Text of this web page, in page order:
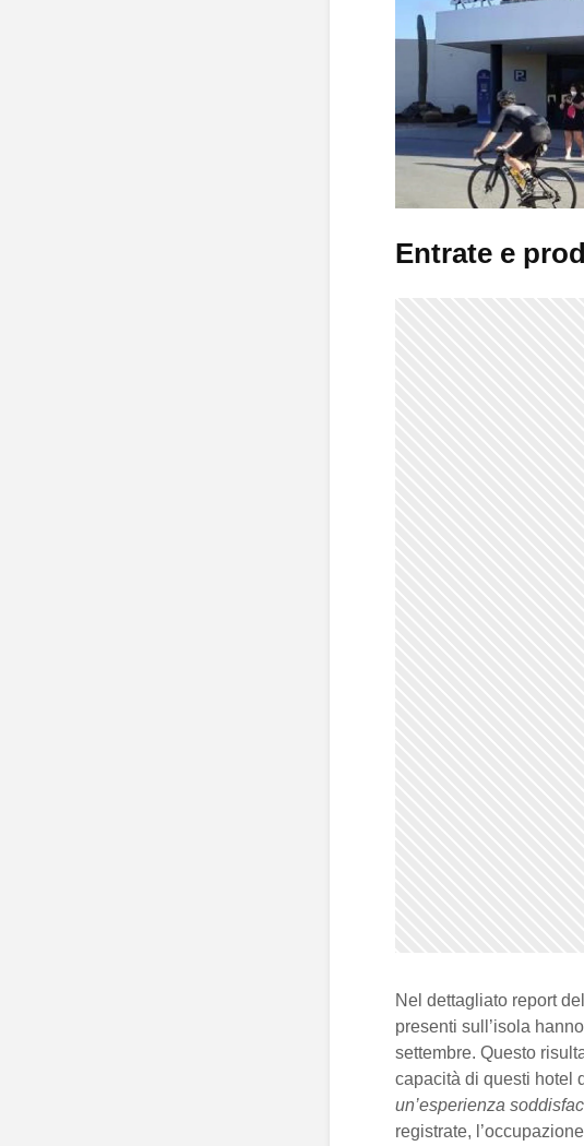
Entrate e
Nel dettagliato report del
presenti sull’isola
settembre. Questo
capacità di questi hotel
un’esperienza
registrate,